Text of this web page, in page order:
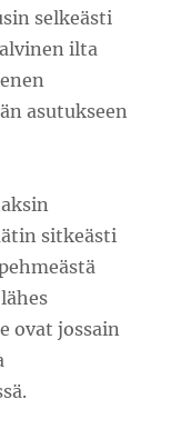
selkeästi
ilta
asutukseen
sitkeästi
ovat jossain